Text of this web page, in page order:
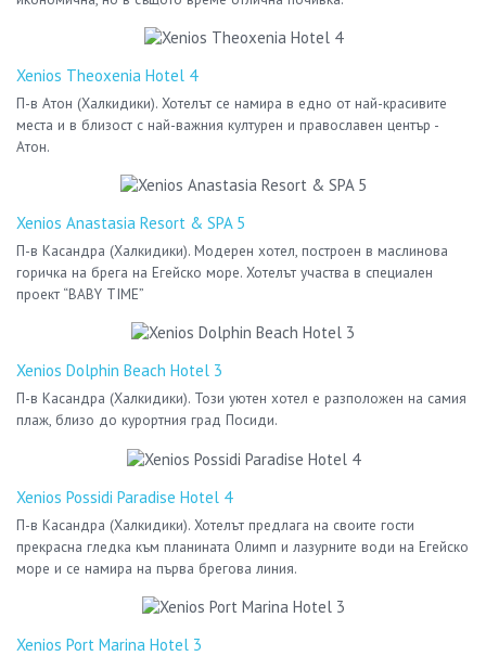
Xenios Theoxenia Hotel 4
П-в Атон (Халкидики). Хотелът се намира в едно от най-красивите
места и в близост с най-важния културен и православен център -
Атон.
Xenios Anastasia Resort & SPA 5
П-в Касандра (Халкидики). Модерен хотел, построен в маслинова
горичка на брега на Егейско море. Хотелът участва в специален
проект “BABY TIME”
Xenios Dolphin Beach Hotel 3
П-в Касандра (Халкидики). Този уютен хотел е разположен на самия
плаж, близо до курортния град Посиди.
Xenios Possidi Paradise Hotel 4
П-в Касандра (Халкидики). Хотелът предлага на своите гости
прекрасна гледка към планината Олимп и лазурните води на Егейско
море и се намира на първа брегова линия.
Xenios Port Marina Hotel 3